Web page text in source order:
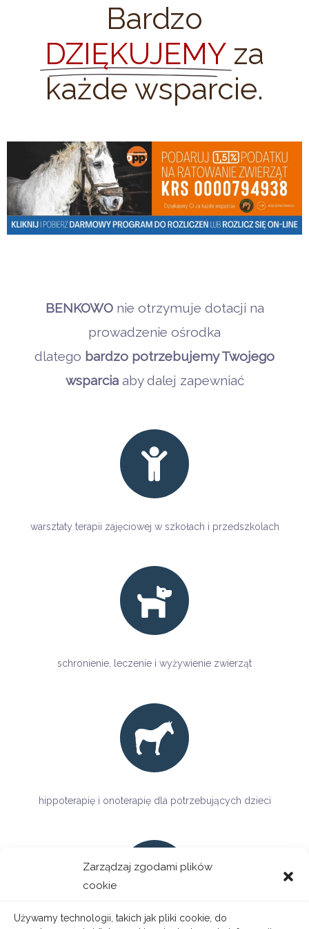
Zarządzaj zgodami plików
cookie
Używamy technologii, takich jak pliki cookie, do
Bardzo
DZIĘKUJEMY za
każde wsparcie.
BENKOWOnie otrzymuje dotacji na
prowadzenie ośrodka
dlatego bardzo potrzebujemy Twojego
wsparciaaby dalej zapewniać
warsztaty terapii zajęciowej w szkołach i przedszkolach
schronienie, leczenie i wyżywienie zwierząt
hippoterapię i onoterapię dla potrzebujących dzieci